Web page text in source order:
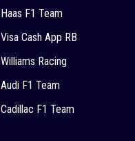
Haas F1 Team
Visa Cash App RB
Williams Racing
Audi F1 Team
Cadillac F1 Team